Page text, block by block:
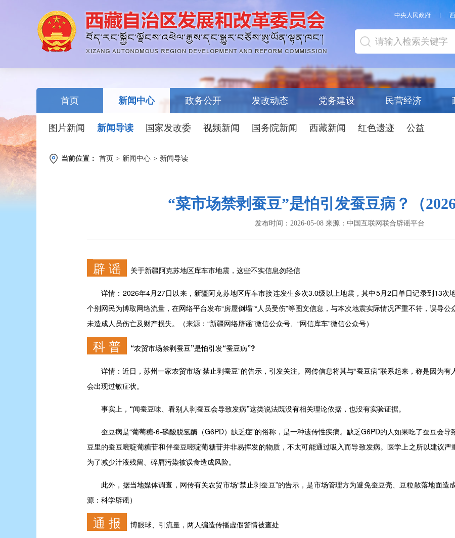
中央人民政府
首页 新闻中心
图片新闻 新闻导读 国家发改委 视频新闻 国务院新闻 西藏新闻 红色遗迹 公益
政务公开 发改动态 党务建设 民营经济
当前位置： 首页 > 新闻中心 > 新闻导读
“菜市场禁剥蚕豆”是怕引发蚕豆病？（
发布时间： 2026-05-08 来源： 中国互联网联合辟谣平台
辟 谣 关于新疆阿克苏地区库车市地震，这些不实信息勿轻信
详情： 2026年4月27日以来，新疆阿克苏地区库车市接连发生多次3.0级以上地震，其中5月2日单日记录到13次
个别网民为博取网络流量，在网络平台发布“房屋倒塌”“人员受伤”等图文信息，与本次地震实际情况严重不符，误导
未造成人员伤亡及财产损失。（来源：“新疆网络辟谣”微信公众号、“网信库车”微信公众号）
科 普 “农贸市场禁剥蚕豆”是怕引发“蚕豆病”?
详情： 近日，苏州一家农贸市场“禁止剥蚕豆”的告示，引发关注。网传信息将其与“蚕豆病”联系起来，称是因为
会出现过敏症状。
事实上， “闻蚕豆味、看别人剥蚕豆会导致发病”这类说法既没有相关理论依据，也没有实验证据。
蚕豆病是“葡萄糖-6-磷酸脱氢酶（G6PD）缺乏症”的俗称，是一种遗传性疾病。缺乏G6PD的人如果吃了蚕豆会导
豆里的蚕豆嘧啶葡糖苷和伴蚕豆嘧啶葡糖苷并非易挥发的物质，不太可能通过吸入而导致发病。医学上之所以建议
为了减少汁液残留、碎屑污染被误食造成风险。
此外，据当地媒体调查，网传有关农贸市场“禁止剥蚕豆”的告示，是市场管理方为避免蚕豆壳、豆粒散落地面造
源：科学辟谣）
通 报 博眼球、引流量，两人编造传播虚假警情被查处